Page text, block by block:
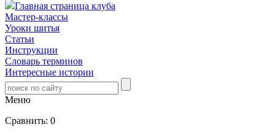
Главная страница клуба
Мастер-классы
Уроки шитья
Статьи
Инструкции
Словарь терминов
Интересные истории
Меню
Сравнить: 0